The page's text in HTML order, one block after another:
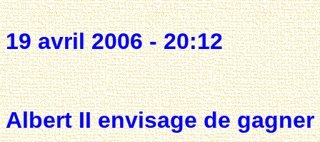
19 avril 2006 - 20:12
Albert II envisage de